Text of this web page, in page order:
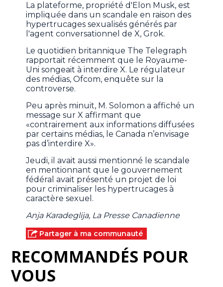
La plateforme, propriété d'Elon Musk, est
impliquée dans un scandale en raison des
hypertrucages sexualisés générés par
l'agent conversationnel de X, Grok.
Le quotidien britannique The Telegraph
rapportait récemment que le Royaume-
Uni songeait à interdire X. Le régulateur
des médias, Ofcom, enquête sur la
controverse.
Peu après minuit, M. Solomon a affiché un
message sur X affirmant que
«contrairement aux informations diffusées
par certains médias, le Canada n’envisage
pas d’interdire X».
Jeudi, il avait aussi mentionné le scandale
en mentionnant que le gouvernement
fédéral avait présenté un projet de loi
pour criminaliser les hypertrucages à
caractère sexuel.
Anja Karadeglija, La Presse Canadienne
Partager à ma communauté
RECOMMANDÉS POUR
VOUS